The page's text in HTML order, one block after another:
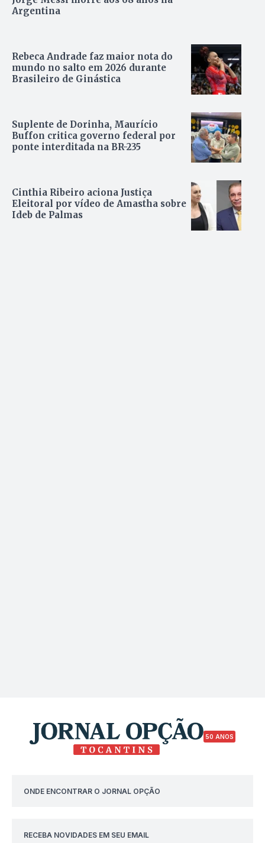
Argentina
Rebeca Andrade faz maior nota do
mundo no salto em 2026 durante
Brasileiro de Ginástica
Suplente de Dorinha, Maurício
Buffon critica governo federal por
ponte interditada na BR-235
Cinthia Ribeiro aciona Justiça
Eleitoral por vídeo de Amastha sobre
Ideb de Palmas
50 ANOS
ONDE ENCONTRAR O JORNAL OPÇÃO
RECEBA NOVIDADES EM SEU EMAIL